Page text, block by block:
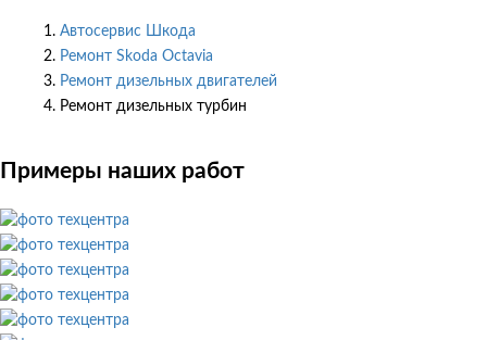
Автосервис Шкода
Ремонт Skoda Octavia
Ремонт дизельных двигателей
Ремонт дизельных турбин
Примеры наших работ